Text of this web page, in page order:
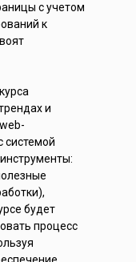
с учетом
к
и
системой
будет
процесс